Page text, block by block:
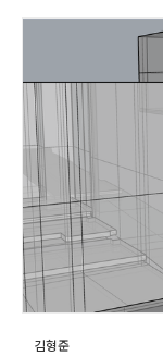
김형준